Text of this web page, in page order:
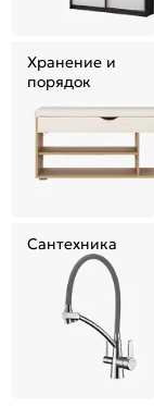
Хранение и
порядок
Сантехника